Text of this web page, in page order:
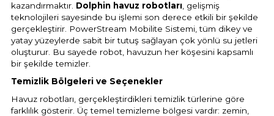
Yosun Öldürücü
Selenoid
Alkalinite Düşürücü
Ayak Dezenfektanı
Havuz Elektrik
Havuz Sarf
Havuz
kazandırmaktır. Dolphin havuz robotları , gelişmiş
teknolojileri sayesinde bu işlemi son derece etkili bir şekilde
gerçekleştirir. PowerStream Mobilite Sistemi, tüm dikey ve
yatay yüzeylerde sabit bir tutuş sağlayan çok yönlü su jetleri
oluşturur. Bu sayede robot, havuzun her köşesini kapsamlı
bir şekilde temizler.
Temizlik Bölgeleri ve Seçenekler
Havuz robotları, gerçekleştirdikleri temizlik türlerine göre
farklılık gösterir. Üç temel temizleme bölgesi vardır: zemin,